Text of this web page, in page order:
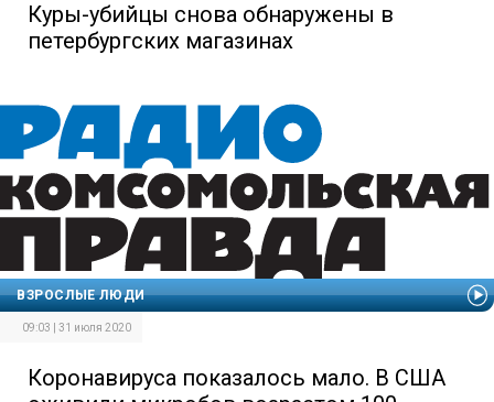
Куры-убийцы снова обнаружены в
петербургских магазинах
ВЗРОСЛЫЕ ЛЮДИ
09:03 | 31 июля 2020
Коронавируса показалось мало. В США